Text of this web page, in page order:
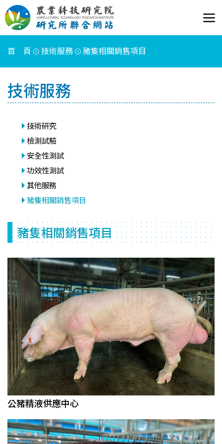
首 頁 技術服務 豬隻相關銷售項目
技術服務
技術研究
檢測試驗
安全性測試
功效性測試
其他服務
豬隻相關銷售項目
豬隻相關銷售項目
公豬精液供應中心